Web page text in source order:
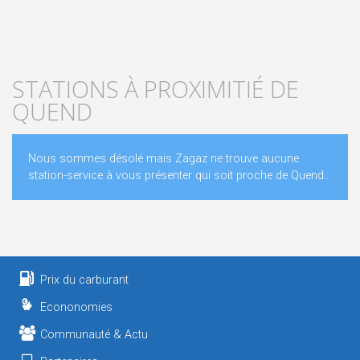
STATIONS À PROXIMITIÉ DE
QUEND
Nous sommes désolé mais Zagaz ne trouve aucune
station-service à vous présenter qui soit proche de Quend..
Prix du carburant
Econonomies
Communauté & Actu